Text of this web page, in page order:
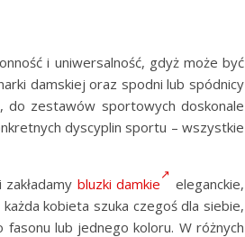
i uniwersalność, gdyż może być
damskiej oraz spodni lub spódnicy
do zestawów sportowych doskonale
dyscyplin sportu – wszystkie
bluzki damkie
eleganckie,
każda kobieta szuka czegoś dla siebie,
lub jednego koloru. W różnych